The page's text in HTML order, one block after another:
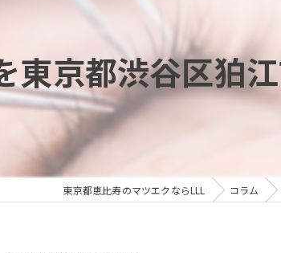
東京都渋谷区狛
東京都恵比寿のマツエクならLLL コラム